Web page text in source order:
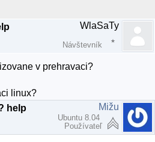
WlaSaTy
Návštevník
v prehravaci?
linux?
help
Mižu
Ubuntu 8.04
Používateľ